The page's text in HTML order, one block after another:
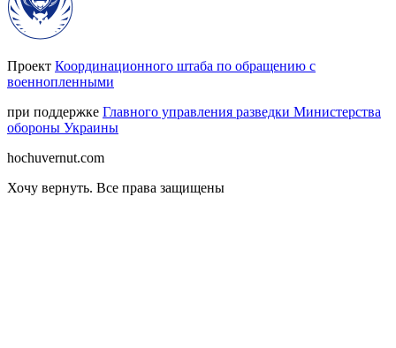
Проект Координационного штаба по обращению с
военнопленными
при поддержке Главного управления разведки Министерства
обороны Украины
hochuvernut.com
Хочу вернуть. Все права защищены